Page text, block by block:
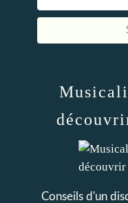
Conseils d'un